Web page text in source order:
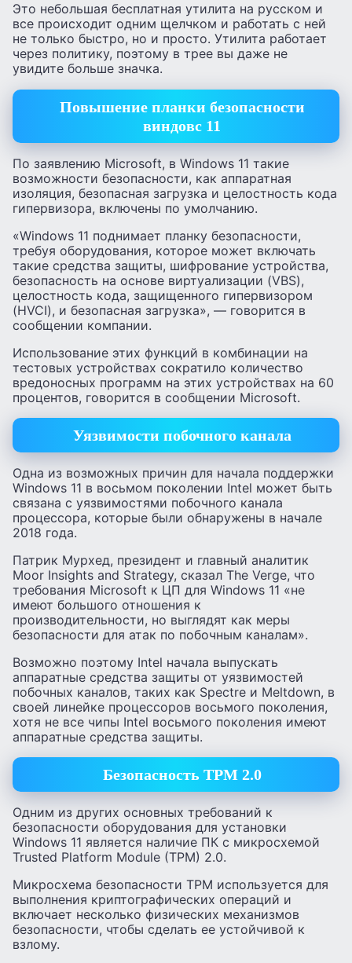
Это небольшая бесплатная утилита на русском и
все происходит одним щелчком и работать с ней
не только быстро, но и просто. Утилита работает
через политику, поэтому в трее вы даже не
увидите больше значка.
Повышение планки безопасности
виндовс 11
По заявлению Microsoft, в Windows 11 такие
возможности безопасности, как аппаратная
изоляция, безопасная загрузка и целостность кода
гипервизора, включены по умолчанию.
«Windows 11 поднимает планку безопасности,
требуя оборудования, которое может включать
такие средства защиты, шифрование устройства,
безопасность на основе виртуализации (VBS),
целостность кода, защищенного гипервизором
(HVCI), и безопасная загрузка», — говорится в
сообщении компании.
Использование этих функций в комбинации на
тестовых устройствах сократило количество
вредоносных программ на этих устройствах на 60
процентов, говорится в сообщении Microsoft.
Уязвимости побочного канала
Одна из возможных причин для начала поддержки
Windows 11 в восьмом поколении Intel может быть
связана с уязвимостями побочного канала
процессора, которые были обнаружены в начале
2018 года.
Патрик Мурхед, президент и главный аналитик
Moor Insights and Strategy, сказал The Verge, что
требования Microsoft к ЦП для Windows 11 «не
имеют большого отношения к
производительности, но выглядят как меры
безопасности для атак по побочным каналам».
Возможно поэтому Intel начала выпускать
аппаратные средства защиты от уязвимостей
побочных каналов, таких как Spectre и Meltdown, в
своей линейке процессоров восьмого поколения,
хотя не все чипы Intel восьмого поколения имеют
аппаратные средства защиты.
Безопасность TPM 2.0
Одним из других основных требований к
безопасности оборудования для установки
Windows 11 является наличие ПК с микросхемой
Trusted Platform Module (TPM) 2.0.
Микросхема безопасности TPM используется для
выполнения криптографических операций и
включает несколько физических механизмов
безопасности, чтобы сделать ее устойчивой к
взлому.